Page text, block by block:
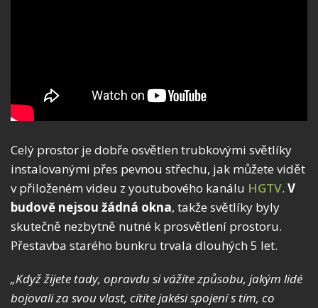
Celý prostor je dobře osvětlen trubkovými světlíky
instalovanými přes pevnou střechu, jak můžete vidět
v přiloženém videu z youtubového kanálu HGTV. V
budově nejsou žádná okna, takže světlíky byly
skutečně nezbytně nutné k prosvětlení prostoru.
Přestavba starého bunkru trvala dlouhých 5 let.
„Když žijete tady, opravdu si vážíte způsobu, jakým lidé
bojovali za svou vlast, cítíte jakési spojení s tím, co